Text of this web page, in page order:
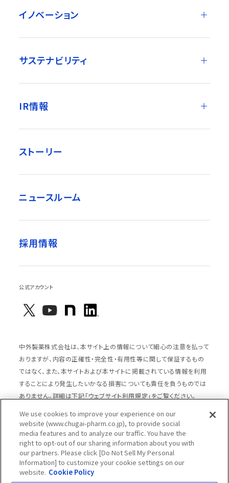
イノベーション
サステナビリティ
IR情報
ストーリー
ニュースルーム
採用情報
公式アカウント
中外製薬株式会社は、本サイト上の情報について細心の注意を払って
おりますが、内容の正確性・完全性・有用性等に関して保証するもの
ではなく、また、本サイトおよび本サイトに掲載されている情報を利用
することにより発生したいかなる損害についても責任を負うものでは
ありません。詳細は下記「ウェブサイト利用規定」をご覧ください。
サイトマップ
ウェブサイト利用規定
個人情報の取扱いのご案内
ソーシャルメディアポリシー
推奨閲覧環境
ウェブアクセシビリティ対応
We use cookies to improve your experience on our
website (www.chugai-pharm.co.jp), to provide social
media features and to analyze our traffic. You have the
right to opt-out of our sharing information about you with
our partners. Please click [Do Not Sell My Personal
Information] to customize your cookie settings on our
website. Cookie Policy